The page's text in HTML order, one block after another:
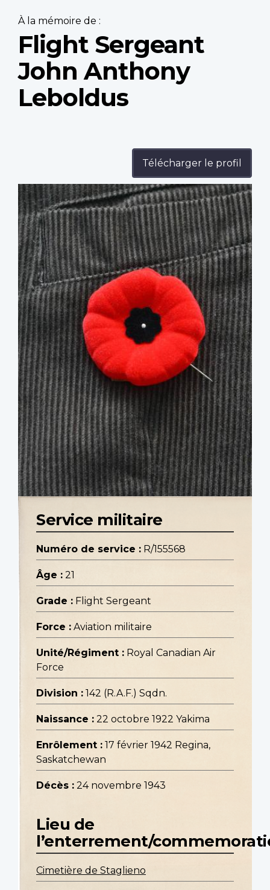
À la mémoire de :
Flight Sergeant
John Anthony
Leboldus
Télécharger le profil
Profile
image
Service militaire
Numéro de service : R/155568
Âge : 21
Grade : Flight Sergeant
Force : Aviation militaire
Unité/Régiment : Royal Canadian Air
Force
Division : 142 (R.A.F.) Sqdn.
Naissance : 22 octobre 1922 Yakima
Enrôlement : 17 février 1942 Regina,
Saskatchewan
Décès : 24 novembre 1943
Lieu de
l’enterrement/
Cimetière de Staglieno